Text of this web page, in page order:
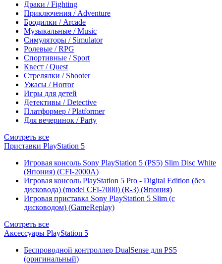
Драки / Fighting
Приключения / Adventure
Бродилки / Arcade
Музыкальные / Music
Симуляторы / Simulator
Ролевые / RPG
Спортивные / Sport
Квест / Quest
Стрелялки / Shooter
Ужасы / Horror
Игры для детей
Детективы / Detective
Платформер / Platformer
Для вечеринок / Party
Смотреть все
Приставки PlayStation 5
Игровая консоль Sony PlayStation 5 (PS5) Slim Disc White
(Япония) (CFI-2000A)
Игровая консоль PlayStation 5 Pro - Digital Edition (без
дисковода) (model CFI-7000) (R-3) (Япония)
Игровая приставка Sony PlayStation 5 Slim (с
дисководом) (GameReplay)
Смотреть все
Аксессуары PlayStation 5
Беспроводной контроллер DualSense для PS5
(оригинальный)